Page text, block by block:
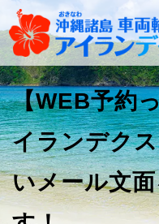
【WEB予約
イランデク
いメール文